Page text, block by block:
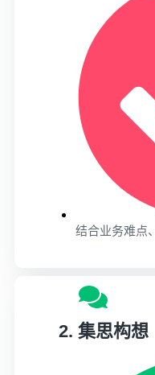
结合业务难点
2. 集思构想